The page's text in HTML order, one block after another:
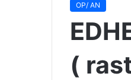
OP/ AN
(